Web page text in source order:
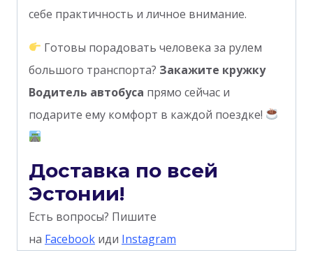
себе практичность и личное внимание.
Готовы порадовать человека за рулем
большого транспорта? Закажите кружку
Водитель автобуса прямо сейчас и
подарите ему комфорт в каждой поездке!
Доставка по всей
Эстонии!
Есть вопросы? Пишите
на Facebook иди Instagram